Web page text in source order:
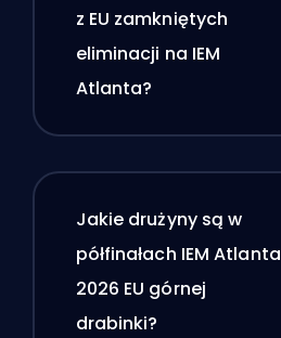
z EU zamkniętych
eliminacji na IEM
Atlanta?
Jakie drużyny są w
półfinałach IEM Atlanta
2026 EU górnej
drabinki?